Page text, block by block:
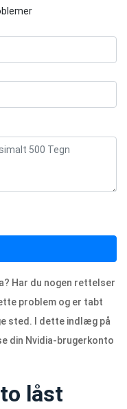
Har du nogen rettelser
problem og er tabt
sted. I dette indlæg på
din Nvidia-brugerkonto
låst